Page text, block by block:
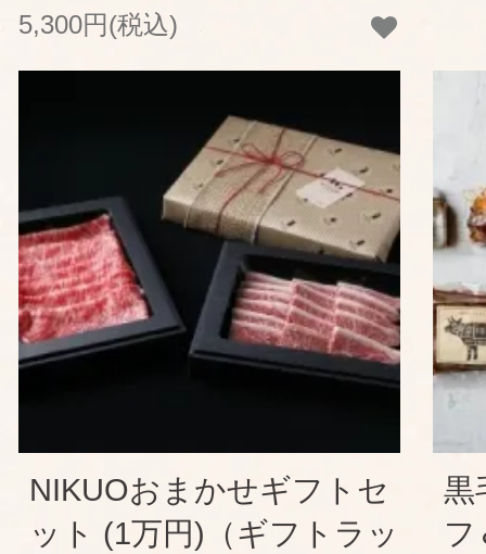
5,300円(税込)
NIKUOおまかせギフトセ
ット (1万円)（ギフトラッ
黒
フ